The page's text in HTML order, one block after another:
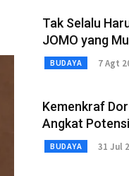
Tak Selalu
JOMO yang
BUDAYA 7 Agt
Kemenkraf
Angkat
BUDAYA 31 Jul